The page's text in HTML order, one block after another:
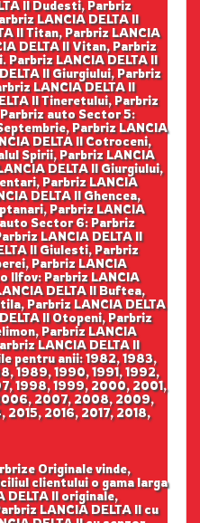
II Dudesti, Parbriz
LANCIA DELTA II
II Titan, Parbriz LANCIA
DELTA II Vitan, Parbriz
Parbriz LANCIA DELTA II
II Giurgiului, Parbriz
LANCIA DELTA II
II Tineretului, Parbriz
auto Sector 5:
Parbriz LANCIA
DELTA II Cotroceni,
Spirii, Parbriz LANCIA
DELTA II Giurgiului,
Parbriz LANCIA
DELTA II Ghencea,
Parbriz LANCIA
Sector 6: Parbriz
LANCIA DELTA II
II Giulesti, Parbriz
Parbriz LANCIA
Ilfov: Parbriz LANCIA
DELTA II Buftea,
Parbriz LANCIA DELTA
II Otopeni, Parbriz
Parbriz LANCIA
LANCIA DELTA II
pentru anii: 1982, 1983,
1989, 1990, 1991, 1992,
1998, 1999, 2000, 2001,
2007, 2008, 2009,
2015, 2016, 2017, 2018,
Originale vinde,
clientului o gama larga
DELTA II originale,
LANCIA DELTA II cu